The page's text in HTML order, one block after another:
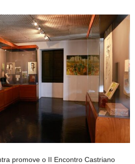
promove o II Encontro Castriano